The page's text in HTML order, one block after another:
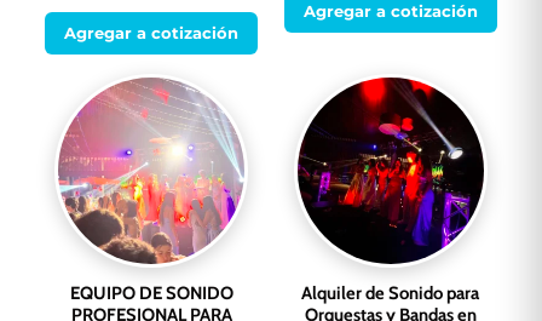
Agregar a cotización
Agregar a cotización
EQUIPO DE SONIDO
PROFESIONAL PARA
Alquiler de Sonido para
Orquestas y Bandas en